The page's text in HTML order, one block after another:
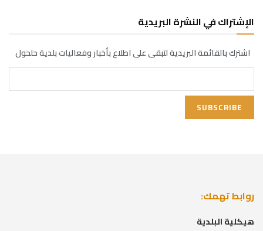
النشرة البريدية
البريدية لتبقى على اطلاع بأخبار وفعاليات بلدية حلحول